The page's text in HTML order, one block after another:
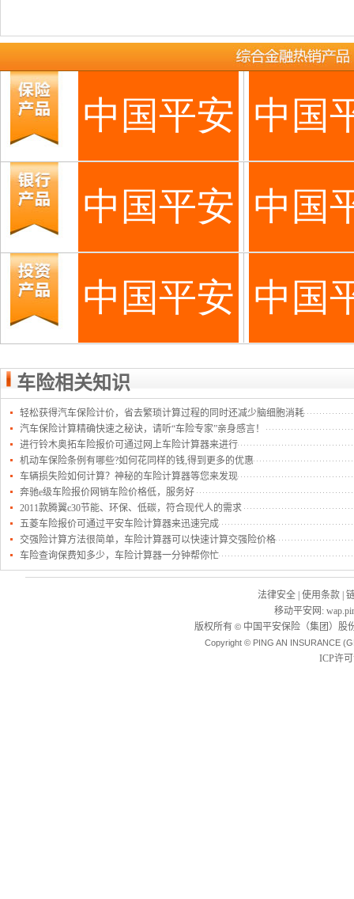
车险相关知识
轻松获得汽车保险计价，省去繁琐计算过程的同时还减少脑细胞消耗
汽车保险计算精确快速之秘诀，请听“车险专家”亲身感言！
进行铃木奥拓车险报价可通过网上车险计算器来进行
机动车保险条例有哪些?如何花同样的钱,得到更多的优惠
车辆损失险如何计算？神秘的车险计算器等您来发现
奔驰e级车险报价网销车险价格低，服务好
2011款腾翼c30节能、环保、低碳，符合现代人的需求
五菱车险报价可通过平安车险计算器来迅速完成
交强险计算方法很简单，车险计算器可以快速计算交强险价格
车险查询保费知多少，车险计算器一分钟帮你忙
法律安全 使用条款
移动平安网 :
版权所有 ©中国平安保险（集团）股
Copyright © PING AN INSURANCE
ICP许